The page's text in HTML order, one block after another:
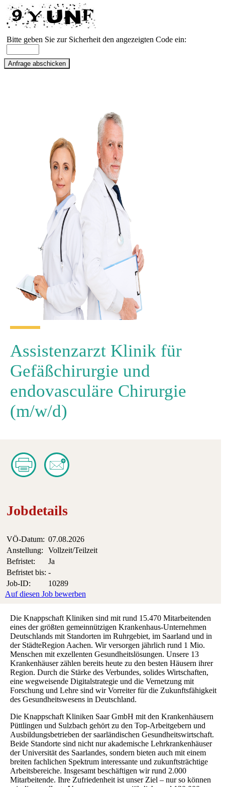
Bitte geben Sie zur Sicherheit den angezeigten Code ein:
Assistenzarzt Klinik für
Gefäßchirurgie und
endovasculäre Chirurgie
(m/w/d)
Jobdetails
VÖ-Datum: 07.08.2026
Anstellung:
Vollzeit/Teilzeit
Befristet:
Ja
Befristet bis: -
Job-ID:
10289
Auf diesen Job bewerben
Die Knappschaft Kliniken sind mit rund 15.470 Mitarbeitenden
eines der größten gemeinnützigen Krankenhaus-Unternehmen
Deutschlands mit Standorten im Ruhrgebiet, im Saarland und in
der StädteRegion Aachen. Wir versorgen jährlich rund 1 Mio.
Menschen mit exzellenten Gesundheitslösungen. Unsere 13
Krankenhäuser zählen bereits heute zu den besten Häusern ihrer
Region. Durch die Stärke des Verbundes, solides Wirtschaften,
eine wegweisende Digitalstrategie und die Vernetzung mit
Forschung und Lehre sind wir Vorreiter für die Zukunftsfähigkeit
des Gesundheitswesens in Deutschland.
Die Knappschaft Kliniken Saar GmbH mit den Krankenhäusern
Püttlingen und Sulzbach gehört zu den Top-Arbeitgebern und
Ausbildungsbetrieben der saarländischen Gesundheitswirtschaft.
Beide Standorte sind nicht nur akademische Lehrkrankenhäuser
der Universität des Saarlandes, sondern bieten auch mit einem
breiten fachlichen Spektrum interessante und zukunftsträchtige
Arbeitsbereiche. Insgesamt beschäftigen wir rund 2.000
Mitarbeitende. Ihre Zufriedenheit ist unser Ziel – nur so können